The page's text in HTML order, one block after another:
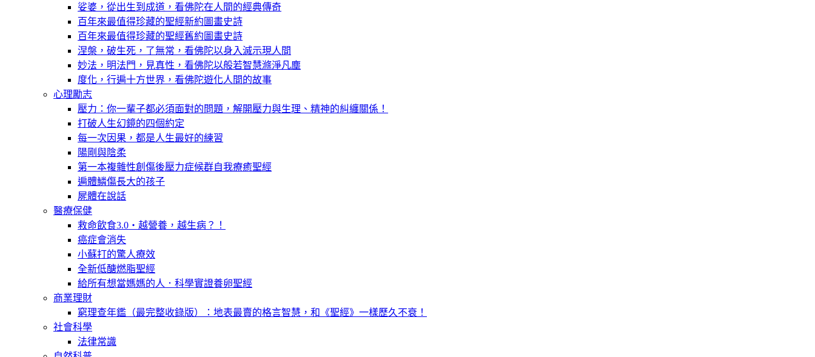
娑婆，從出生到成道，看佛陀在人間的經典傳奇
百年來最值得珍藏的聖經新約圖畫史詩
百年來最值得珍藏的聖經舊約圖畫史詩
涅槃，破生死，了無常，看佛陀以身入滅示現人間
妙法，明法門，見真性，看佛陀以般若智慧滌淨凡塵
度化，行遍十方世界，看佛陀遊化人間的故事
心理勵志
壓力：你一輩子都必須面對的問題，解開壓力與生理、精神的糾纏關係！
打破人生幻鏡的四個約定
每一次因果，都是人生最好的練習
陽剛與陰柔
第一本複雜性創傷後壓力症候群自我療癒聖經
遍體鱗傷長大的孩子
屍體在說話
醫療保健
救命飲食3.0‧越營養，越生病？！
癌症會消失
小蘇打的驚人療效
全新低醣燃脂聖經
給所有想當媽媽的人．科學實證養卵聖經
商業理財
窮理查年鑑（最完整收錄版）：地表最賣的格言智慧，和《聖經》一樣歷久不衰！
社會科學
法律常識